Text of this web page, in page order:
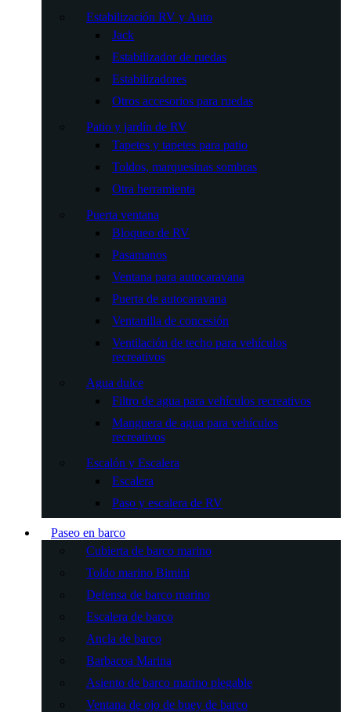
Estabilización RV y Auto
Jack
Estabilizador de ruedas
Estabilizadores
Otros accesorios para ruedas
Patio y jardín de RV
Tapetes y tapetes para patio
Toldos, marquesinas sombras
Otra herramienta
Puerta ventana
Bloqueo de RV
Pasamanos
Ventana para autocaravana
Puerta de autocaravana
Ventanilla de concesión
Ventilación de techo para vehículos
recreativos
Agua dulce
Filtro de agua para vehículos recreativos
Manguera de agua para vehículos
recreativos
Escalón y Escalera
Escalera
Paso y escalera de RV
Paseo en barco
Cubierta de barco marino
Toldo marino Bimini
Defensa de barco marino
Escalera de barco
Ancla de barco
Barbacoa Marina
Asiento de barco marino plegable
Ventana de ojo de buey de barco